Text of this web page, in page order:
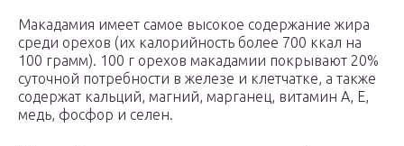
Макадамия имеет самое высокое содержание жира
среди орехов (их калорийность более 700 ккал на
100 грамм). 100 г орехов макадамии покрывают 20%
суточной потребности в железе и клетчатке, а также
содержат кальций, магний, марганец, витамин А, Е,
медь, фосфор и селен.